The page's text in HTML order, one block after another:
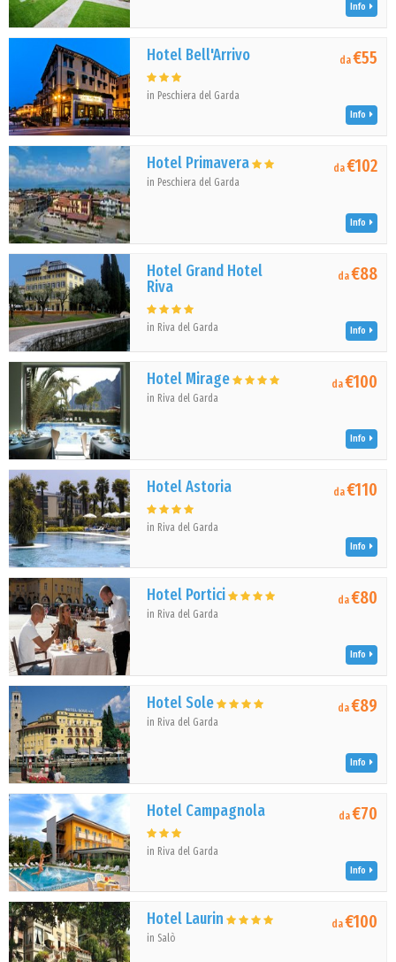
Info
Hotel Bell'Arrivo
in Peschiera del Garda
da€55
Info
Hotel Primavera
in Peschiera del Garda
da€102
Info
Hotel Grand Hotel
Riva
in Riva del Garda
da€88
Info
Hotel Mirage
in Riva del Garda
da€100
Info
Hotel Astoria
in Riva del Garda
da€110
Info
Hotel Portici
in Riva del Garda
da€80
Info
Hotel Sole
in Riva del Garda
da€89
Info
Hotel Campagnola
in Riva del Garda
da€70
Info
Hotel Laurin
in Salò
da€100